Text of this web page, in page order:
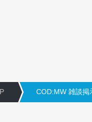
COD:MW 雑談掲